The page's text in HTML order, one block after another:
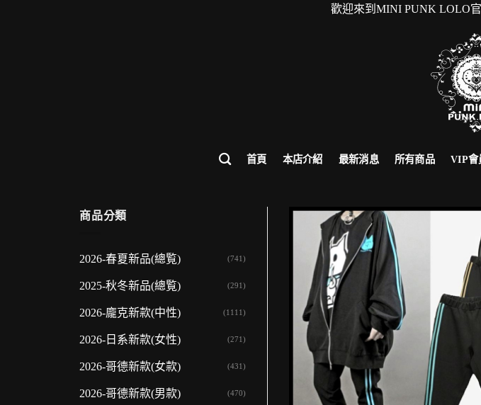
歡迎來到MINI PUNK LOLO官網，
首頁 本店介紹 最新消息 所有商品 VIP會
商品分類
2026-春夏新品(總覧) (741)
2025-秋冬新品(總覧) (291)
2026-龐克新款(中性) (1111)
2026-日系新款(女性) (271)
2026-哥德新款(女款) (431)
2026-哥德新款(男款) (470)